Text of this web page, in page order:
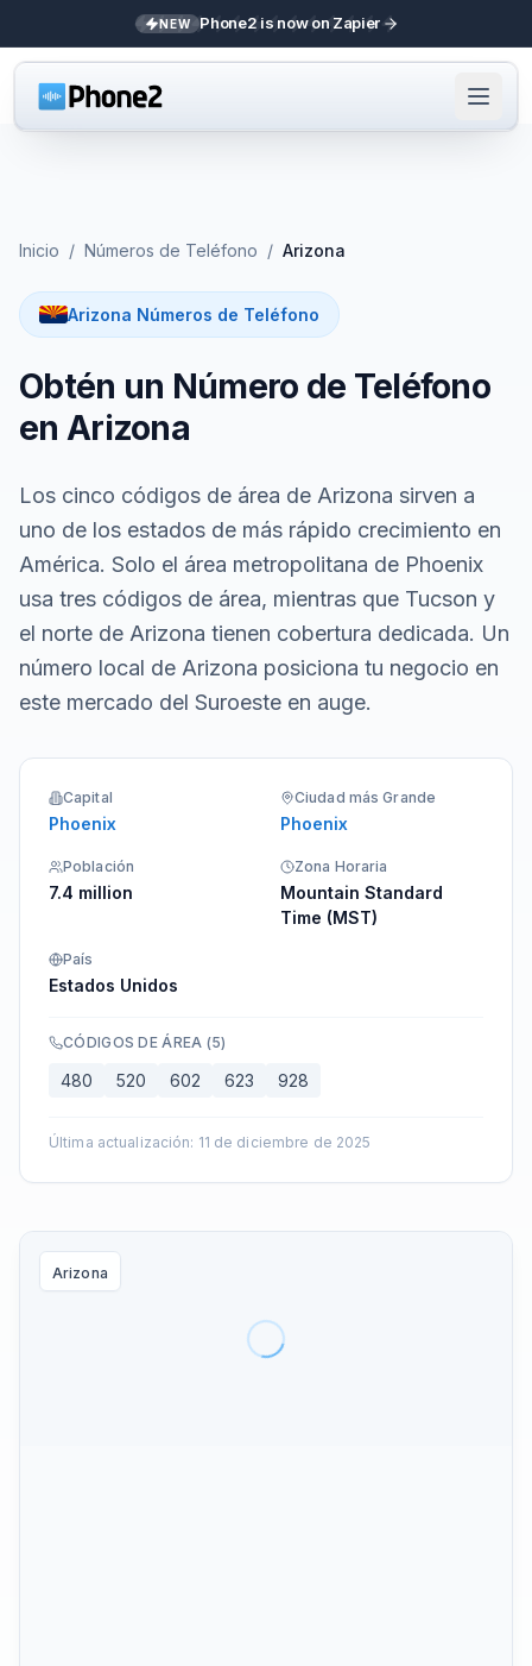
NEW Phone2 is now on Zapier
Inicio / Números de Teléfono / Arizona
Arizona Números de Teléfono
Obtén un Número de Teléfono
en Arizona
Los cinco códigos de área de Arizona sirven a
uno de los estados de más rápido crecimiento en
América. Solo el área metropolitana de Phoenix
usa tres códigos de área, mientras que Tucson y
el norte de Arizona tienen cobertura dedicada. Un
número local de Arizona posiciona tu negocio en
este mercado del Suroeste en auge.
Capital
Phoenix
Ciudad más Grande
Phoenix
Población
7.4 million
Zona Horaria
Mountain Standard
Time (MST)
País
Estados Unidos
CÓDIGOS DE ÁREA (5)
480 520 602 623 928
Última actualización: 11 de diciembre de 2025
Arizona